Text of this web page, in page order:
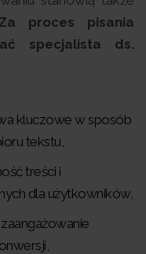
Za proces pisania
specjalista ds.
kluczowe w sposób
tekstu,
treści i
dla użytkowników,